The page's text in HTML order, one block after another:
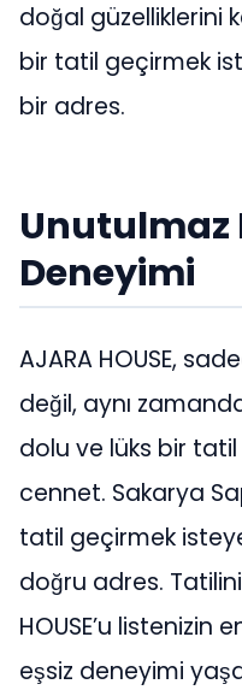
doğal güzelliklerini
bir tatil geçirmek
bir adres.
Unutulmaz
Deneyimi
AJARA HOUSE,
değil, aynı
dolu ve lüks bir
cennet. Sakarya
tatil geçirmek
doğru adres.
HOUSE’u listenizin
eşsiz deneyimi